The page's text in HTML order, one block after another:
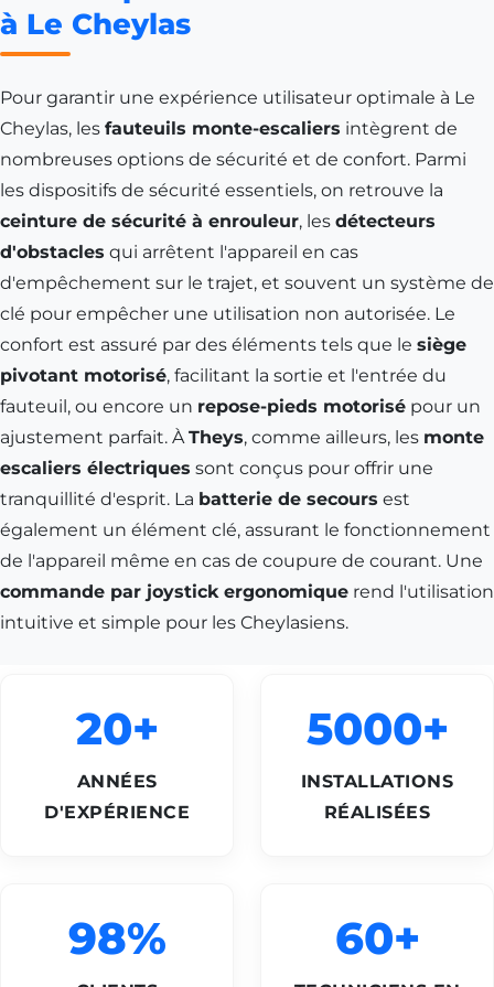
à Le Cheylas
Pour garantir une expérience utilisateur optimale à Le
Cheylas, les fauteuils monte-escaliers intègrent de
nombreuses options de sécurité et de confort. Parmi
les dispositifs de sécurité essentiels, on retrouve la
ceinture de sécurité à enrouleur, les détecteurs
d'obstacles qui arrêtent l'appareil en cas
d'empêchement sur le trajet, et souvent un système de
clé pour empêcher une utilisation non autorisée. Le
confort est assuré par des éléments tels que le siège
pivotant motorisé, facilitant la sortie et l'entrée du
fauteuil, ou encore un repose-pieds motorisé pour un
ajustement parfait. ÀTheys, comme ailleurs, les monte
escaliers électriques sont conçus pour offrir une
tranquillité d'esprit. La batterie de secours est
également un élément clé, assurant le fonctionnement
de l'appareil même en cas de coupure de courant. Une
commande par joystick ergonomique rend l'utilisation
intuitive et simple pour les Cheylasiens.
20+
ANNÉES
D'EXPÉRIENCE
5000+
INSTALLATIONS
RÉALISÉES
98% 60+